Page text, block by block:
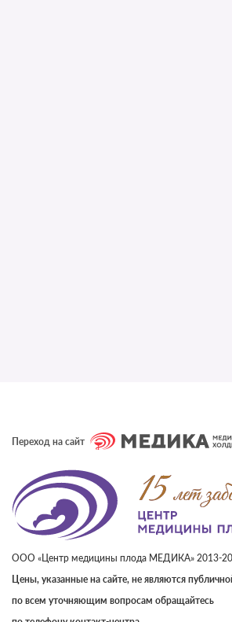
Переход на сайт
ООО «Центр медицины плода МЕДИКА» 2013-
Цены, указанные на сайте, не являются
по всем уточняющим вопросам обращайтесь